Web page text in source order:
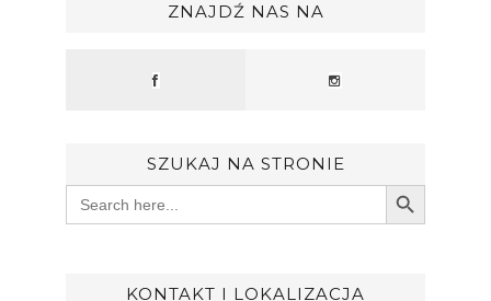
ZNAJDŹ NAS NA
SZUKAJ NA STRONIE
Search
for:
Search Button
KONTAKT I LOKALIZACJA